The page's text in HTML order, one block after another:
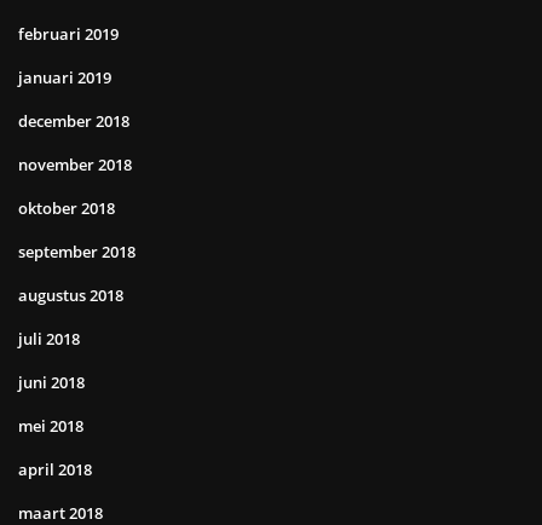
februari 2019
januari 2019
december 2018
november 2018
oktober 2018
september 2018
augustus 2018
juli 2018
juni 2018
mei 2018
april 2018
maart 2018